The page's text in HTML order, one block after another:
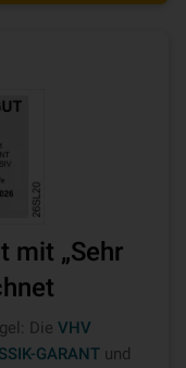
mit „Sehr
Die VHV
GARANT und